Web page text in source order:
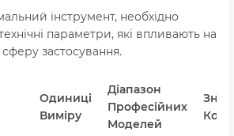
інструмент, необхідно
параметри, які впливають на
застосування.
Одиниці
Виміру
Діапазон
Професійних
Моделей